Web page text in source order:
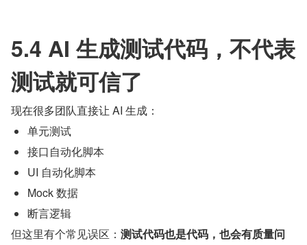
5.4 AI 生成测试代码，不代表
测试就可信了
现在很多团队直接让 AI 生成：
单元测试
接口自动化脚本
UI 自动化脚本
Mock 数据
断言逻辑
但这里有个常见误区： 测试代码也是代码，也会有质量问